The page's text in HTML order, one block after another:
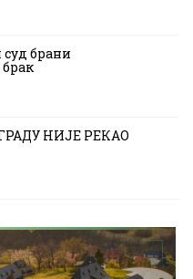
брани
НИЈЕ РЕКАО